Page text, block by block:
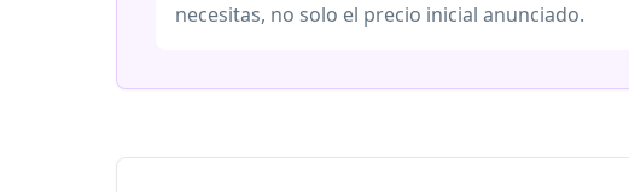
necesitas, no solo el precio inicial anunciado.